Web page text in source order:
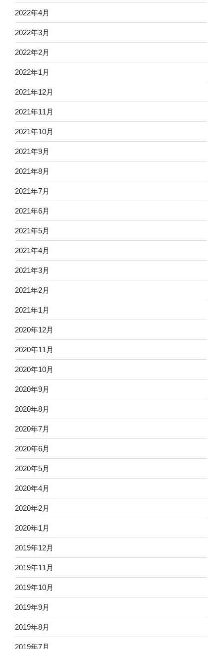
2022年4月
2022年3月
2022年2月
2022年1月
2021年12月
2021年11月
2021年10月
2021年9月
2021年8月
2021年7月
2021年6月
2021年5月
2021年4月
2021年3月
2021年2月
2021年1月
2020年12月
2020年11月
2020年10月
2020年9月
2020年8月
2020年7月
2020年6月
2020年5月
2020年4月
2020年2月
2020年1月
2019年12月
2019年11月
2019年10月
2019年9月
2019年8月
2019年7月